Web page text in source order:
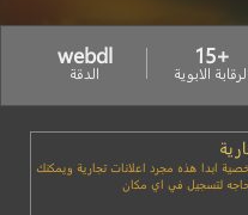
+15
الرقابة الابوية
webdl
الدقة
ابدا هذه مجرد اعلانات تجارية ويمكنك
حاجه لتسجيل في اي مكان